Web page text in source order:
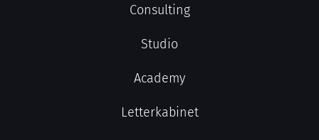
Consulting
Studio
Academy
Letterkabinet